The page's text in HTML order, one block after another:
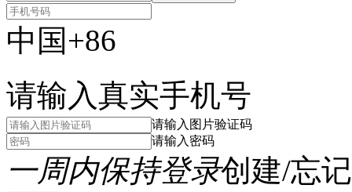
中国+86
请输入真实手机号
请输入图片验证码
请输入密码
一周内保持登录创建/忘